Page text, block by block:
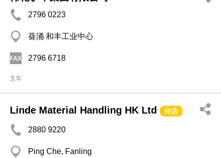
2796 0223
葵涌 和丰工业中心
2796 6718
叉车
Linde Material Handling HK Ltd 分店
2880 9220
Ping Che, Fanling